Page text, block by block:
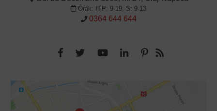
Órák: H-P: 9-19, S: 9-13
0364 644 644